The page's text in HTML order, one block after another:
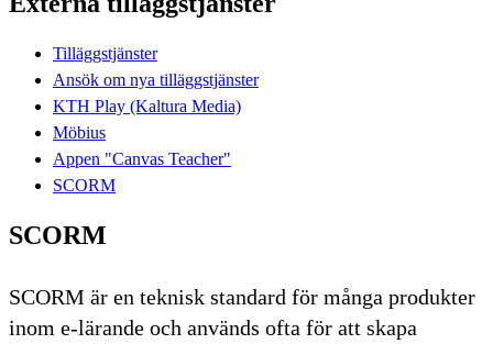
Tilläggstjänster
Ansök om nya tilläggstjänster
KTH Play (Kaltura Media)
Möbius
Appen "Canvas Teacher"
SCORM
SCORM
SCORM är en teknisk standard för många produkter
inom e-lärande och används ofta för att skapa